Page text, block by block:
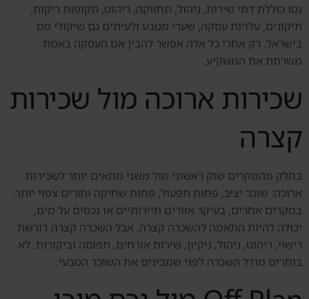
נטו כוללת דמי שירות, ניהול, תחזוקה, ריהוט, תקופות ריקות,
תיקונים, עלויות עסקה, שערי מטבע ולעיתים גם שיקולי מס
בישראל. רק אחרי כל אלה אפשר להבין אם העסקה באמת
משרתת את המשקיע.
שכירות ארוכה מול שכירות
קצרה
בחלק מהמקרים שוק ראשוני מול משני מתאים יותר לשכירות
ארוכה: שוכר יציב, פחות תפעול, פחות שחיקה ותזרים צפוי יותר.
במקרים אחרים, בעיקר אזורים תיירותיים או נכסים על מים,
יכולה להיות התאמה להשכרה קצרה. אבל השכרה קצרה דורשת
רישוי, ריהוט, ניהול, ניקיון, שירות אורחים, תפוסה וביקורות. לא
בוחרים מודל השכרה לפני שמבינים את השוכר הטבעי.